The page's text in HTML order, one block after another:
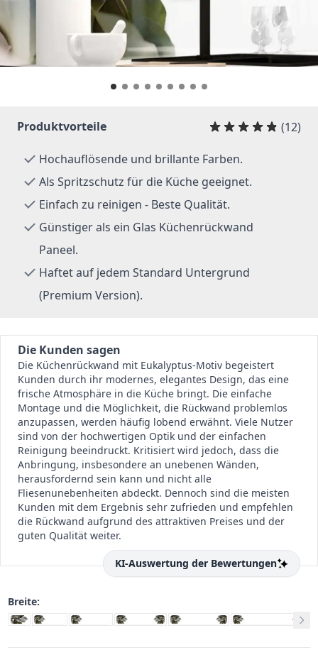
Produktvorteile (12)
Hochauflösende und brillante Farben.
Als Spritzschutz für die Küche geeignet.
Einfach zu reinigen - Beste Qualität.
Günstiger als ein Glas Küchenrückwand
Paneel.
Haftet auf jedem Standard Untergrund
(Premium Version).
Die Kunden sagen
Die Küchenrückwand mit Eukalyptus-Motiv begeistert
Kunden durch ihr modernes, elegantes Design, das eine
frische Atmosphäre in die Küche bringt. Die einfache
Montage und die Möglichkeit, die Rückwand problemlos
anzupassen, werden häufig lobend erwähnt. Viele Nutzer
sind von der hochwertigen Optik und der einfachen
Reinigung beeindruckt. Kritisiert wird jedoch, dass die
Anbringung, insbesondere an unebenen Wänden,
herausfordernd sein kann und nicht alle
Fliesenunebenheiten abdeckt. Dennoch sind die meisten
Kunden mit dem Ergebnis sehr zufrieden und empfehlen
die Rückwand aufgrund des attraktiven Preises und der
guten Qualität weiter.
KI-Auswertung der Bewertungen
Breite: